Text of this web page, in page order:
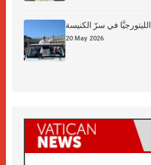
الليتورجيَّا في سرّ الكنيسة
20 May 2026